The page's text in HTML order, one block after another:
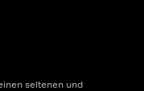
seltenen und